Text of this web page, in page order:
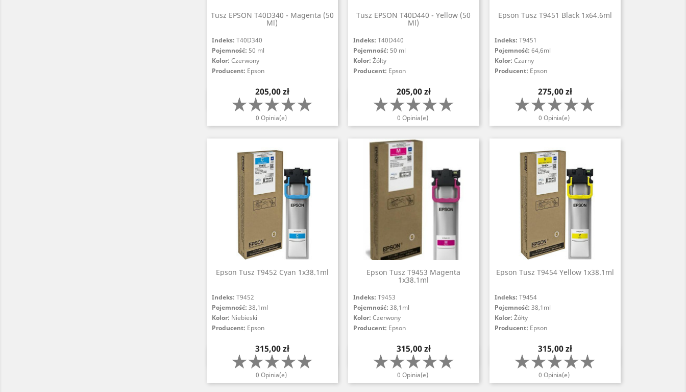
Tusz EPSON T40D340 - Magenta (50
Ml)
Indeks: T40D340
Pojemność: 50 ml
Kolor: Czerwony
Producent: Epson
Cena
205,00 zł
0 Opinia(e)
Szybki podgląd
Tusz EPSON T40D440 - Yellow (50
Ml)
Indeks: T40D440
Pojemność: 50 ml
Kolor: Żółty
Producent: Epson
Cena
205,00 zł
0 Opinia(e)
Szybki podgląd
Epson Tusz T9451 Black 1x64.6ml
Indeks: T9451
Pojemność: 64,6ml
Kolor: Czarny
Producent: Epson
Cena
275,00 zł
0 Opinia(e)
Szybki podgląd
Epson Tusz T9452 Cyan 1x38.1ml
Indeks: T9452
Pojemność: 38,1ml
Kolor: Niebieski
Producent: Epson
Cena
315,00 zł
0 Opinia(e)
Szybki podgląd
Epson Tusz T9453 Magenta
1x38.1ml
Indeks: T9453
Pojemność: 38,1ml
Kolor: Czerwony
Producent: Epson
Cena
315,00 zł
0 Opinia(e)
Szybki podgląd
Epson Tusz T9454 Yellow 1x38.1ml
Indeks: T9454
Pojemność: 38,1ml
Kolor: Żółty
Producent: Epson
Cena
315,00 zł
0 Opinia(e)
Szybki podgląd